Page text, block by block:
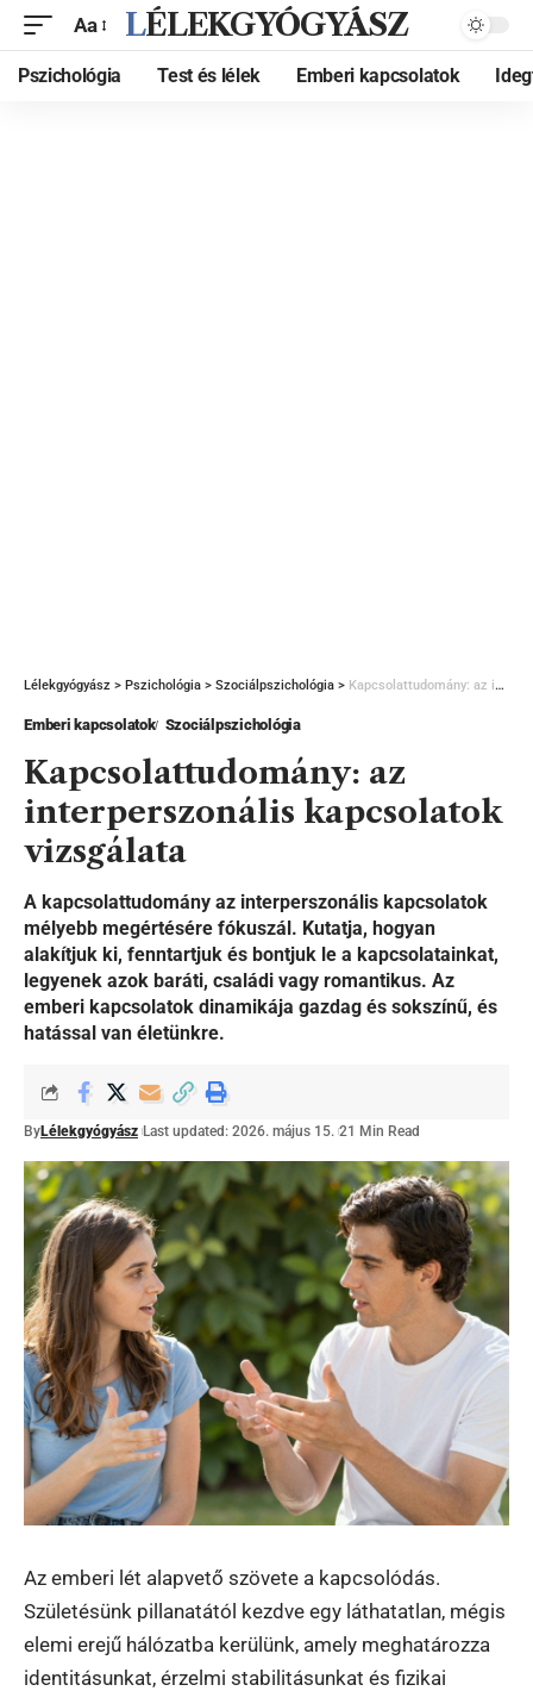
Aa LÉLEKGYÓGYÁSZ
Pszichológia Test és lélek Emberi kapcsolatok
Lélekgyógyász > Pszichológia > Szociálpszichológia > Kapcsolattudomány: az interperszonális kapcsolatok vizsgálata
Emberi kapcsolatok Szociálpszichológia
Kapcsolattudomány: az
interperszonális kapcsolatok
vizsgálata
A kapcsolattudomány az interperszonális kapcsolatok
mélyebb megértésére fókuszál. Kutatja, hogyan
alakítjuk ki, fenntartjuk és bontjuk le a kapcsolatainkat,
legyenek azok baráti, családi vagy romantikus. Az
emberi kapcsolatok dinamikája gazdag és sokszínű, és
hatással van életünkre.
ByLélekgyógyász Last updated: 2026. május 15. 21 Min Read
Az emberi lét alapvető szövete a kapcsolódás.
Születésünk pillanatától kezdve egy láthatatlan, mégis
elemi erejű hálózatba kerülünk, amely meghatározza
identitásunkat, érzelmi stabilitásunkat és fizikai